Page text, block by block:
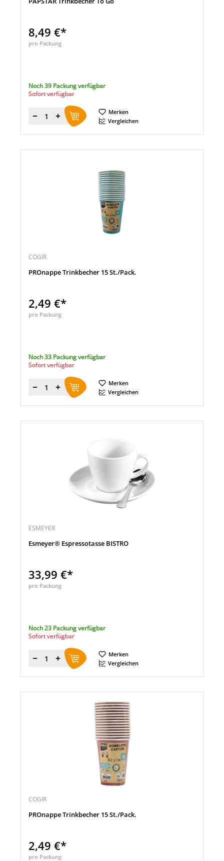
8,49 €*
pro Packung
Noch 39 Packung verfügbar
Sofort verfügbar
Menge
Merken
Vergleichen
COGIR
PROnappe Trinkbecher 15 St./Pack.
2,49 €*
pro Packung
Noch 33 Packung verfügbar
Sofort verfügbar
Menge
Merken
Vergleichen
ESMEYER
Esmeyer® Espressotasse BISTRO
33,99 €*
pro Packung
Noch 23 Packung verfügbar
Sofort verfügbar
Menge
Merken
Vergleichen
COGIR
PROnappe Trinkbecher 15 St./Pack.
2,49 €*
pro Packung